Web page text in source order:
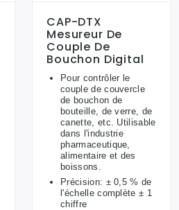
CAP-DTX
Mesureur De
Couple De
Bouchon Digital
Pour contrôler le
couple de couvercle
de bouchon de
bouteille, de verre, de
canette, etc. Utilisable
dans l'industrie
pharmaceutique,
alimentaire et des
boissons.
Précision: ± 0,5 % de
l'échelle complète ± 1
chiffre